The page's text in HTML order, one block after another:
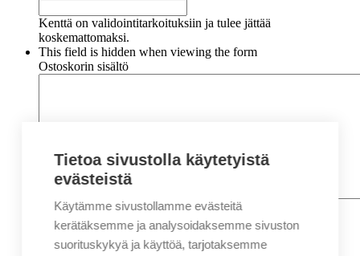
Kenttä on validointitarkoituksiin ja tulee jättää
koskemattomaksi.
This field is hidden when viewing the form
Ostoskorin sisältö
Nimi*
Etunimi
Sukunimi
Tietoa sivustolla käytetyistä
evästeistä
Käytämme sivustollamme evästeitä
kerätäksemme ja analysoidaksemme sivuston
suorituskykyä ja käyttöä, tarjotaksemme